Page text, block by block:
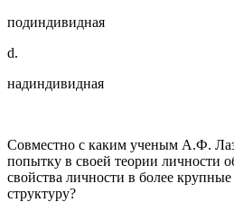
подиндивидная
d.
надиндивидная
Совместно с каким ученым А.Ф.
попытку в своей теории личности
свойства личности в более крупные
структуру?